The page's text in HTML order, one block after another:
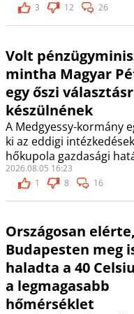
3
12 26
Volt
mintha Magyar
egy őszi
készülnének
A Medgyessy-kormány
ki az eddigi
hőkupola gazdasági
2026.08.05 16:23
1
8 16
Országosan elérte,
Budapesten meg
haladta a 40
a legmagasabb
hőmérséklet